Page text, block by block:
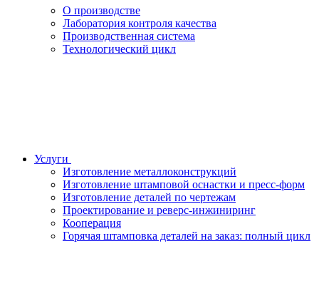
О производстве
Лаборатория контроля качества
Производственная система
Технологический цикл
Услуги
Изготовление металлоконструкций
Изготовление штамповой оснастки и пресс-форм
Изготовление деталей по чертежам
Проектирование и реверс-инжиниринг
Кооперация
Горячая штамповка деталей на заказ: полный цикл